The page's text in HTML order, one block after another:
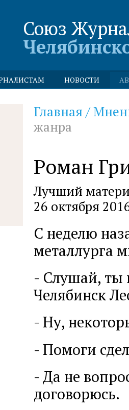
Союз
НОВОСТИ
Главная /
жанра
Роман
Лучший
26 октября
С неделю
металлурга
- Слушай, ты
Челябинск
- Ну,
- Помоги
- Да не
договорюсь.